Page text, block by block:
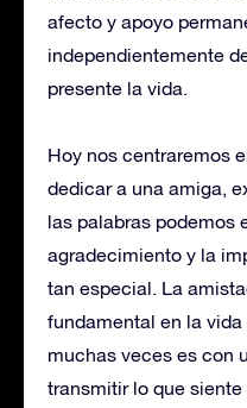
afecto y apoyo
independientemente
presente la vida.
Hoy nos centraremos
dedicar a una amiga,
las palabras podemos
agradecimiento y la
tan especial. La
fundamental en la
muchas veces es con
transmitir lo que